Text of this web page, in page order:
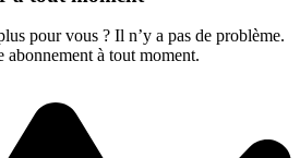
pour vous ? Il n’y a pas de problème.
à tout moment.